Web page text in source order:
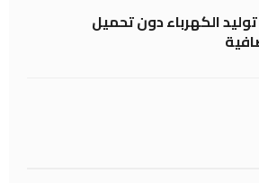
الكهرباء دون تحميل